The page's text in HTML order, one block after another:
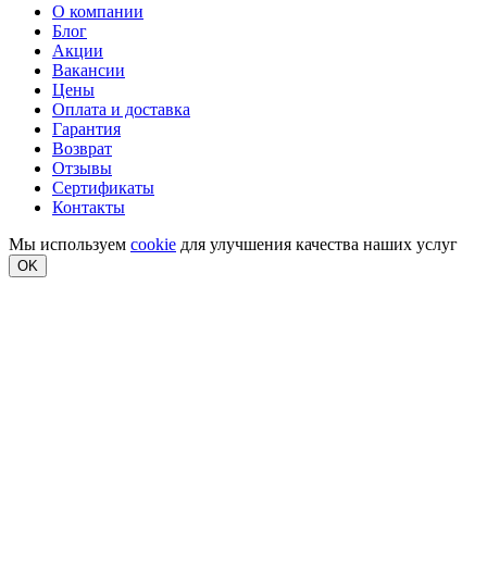
О компании
Блог
Акции
Вакансии
Цены
Оплата и доставка
Гарантия
Возврат
Отзывы
Сертификаты
Контакты
Мы используем cookie для улучшения качества наших услуг
OK